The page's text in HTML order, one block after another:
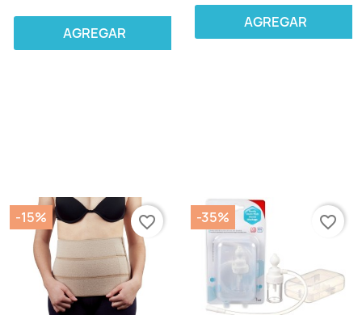
AGREGAR
AGREGAR
-15% favorite_border -35% favorite_border